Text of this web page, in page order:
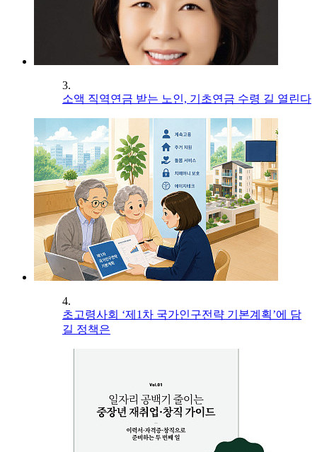
3.
소액 직역연금 받는 노인, 기초연금 수령 길 열린다
4.
초고령사회 ‘제1차 국가인구전략 기본계획’에 담
길 정책은